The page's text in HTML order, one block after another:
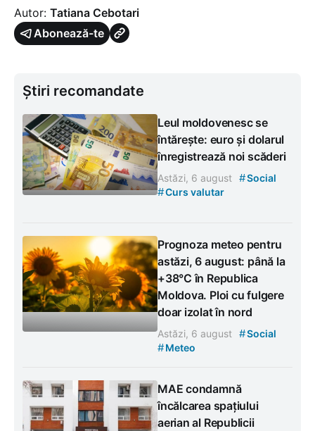
Autor: Tatiana Cebotari
Abonează-te
Știri recomandate
Leul moldovenesc se
întărește: euro și dolarul
înregistrează noi scăderi
Astăzi, 6 august #Social
#Curs valutar
Prognoza meteo pentru
astăzi, 6 august: până la
+38°C în Republica
Moldova. Ploi cu fulgere
doar izolat în nord
Astăzi, 6 august #Social
#Meteo
MAE condamnă
încălcarea spațiului
aerian al Republicii